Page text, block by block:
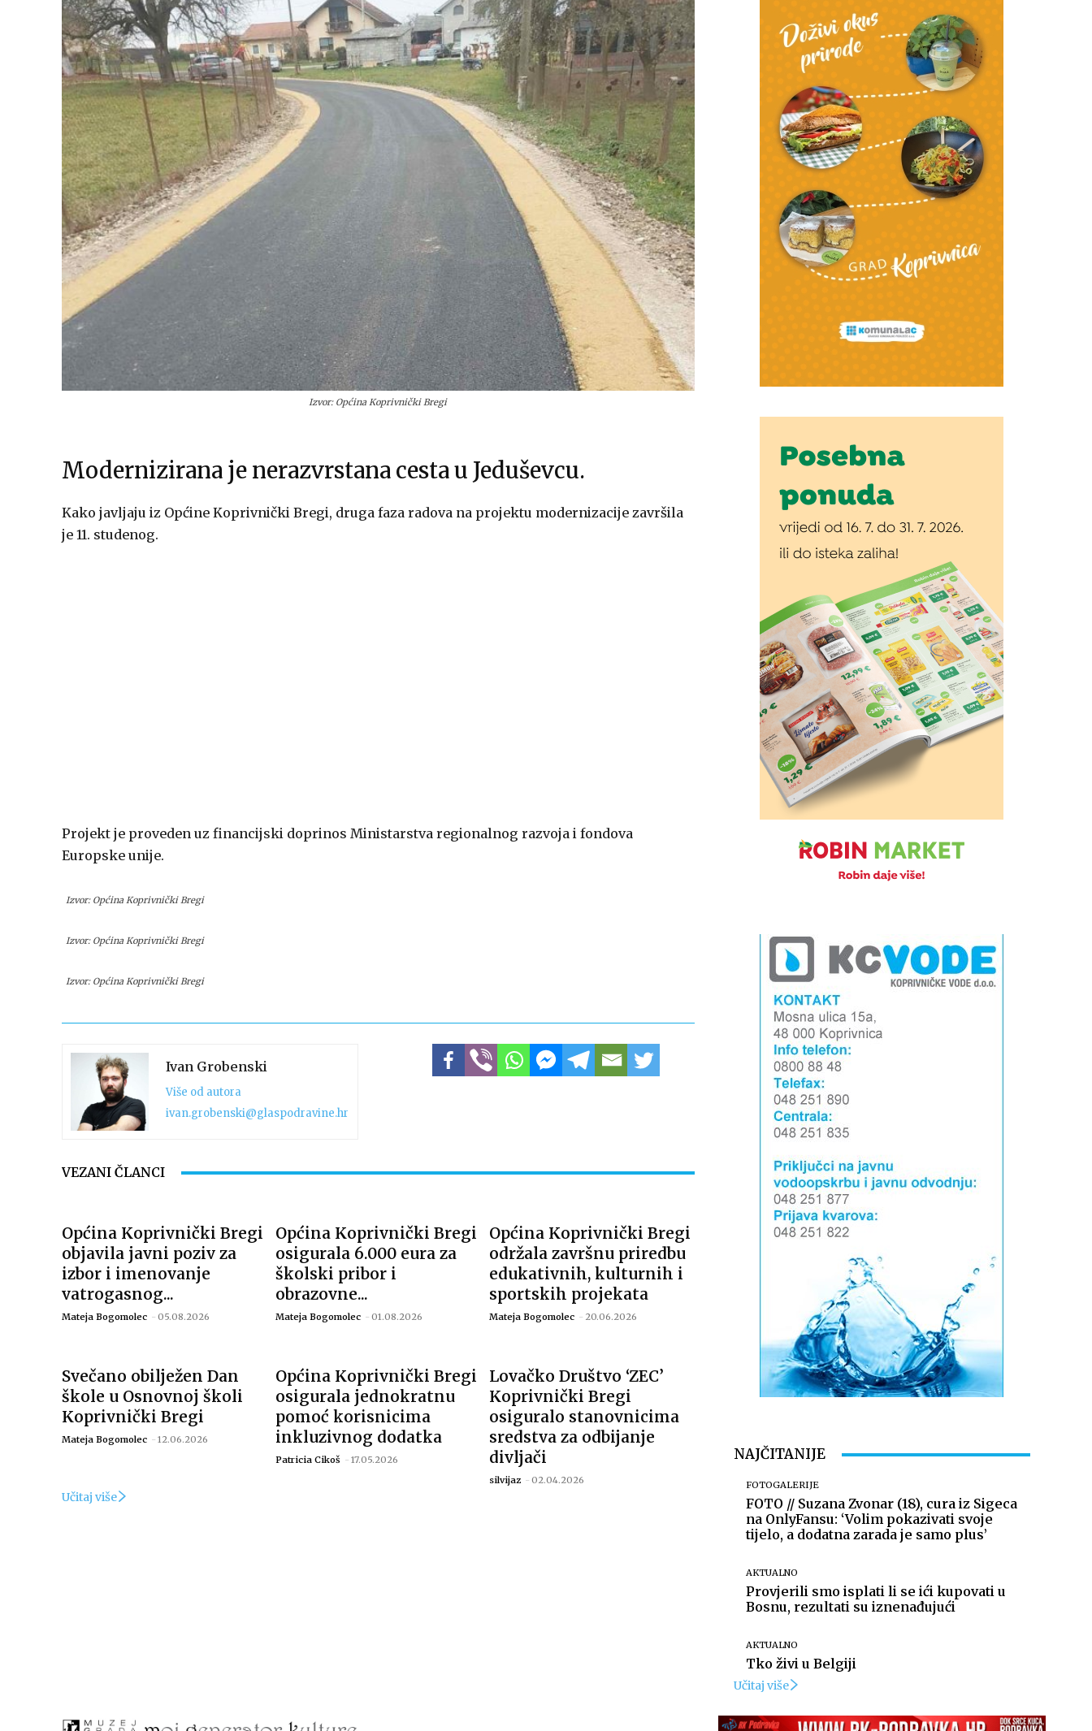
Izvor: Općina Koprivnički Bregi
Modernizirana je nerazvrstana cesta u Jeduševcu.
Kako javljaju iz Općine Koprivnički Bregi, druga faza radova na projektu modernizacije završila
je 11. studenog.
Projekt je proveden uz financijski doprinos Ministarstva regionalnog razvoja i fondova
Europske unije.
Izvor: Općina Koprivnički Bregi
Izvor: Općina Koprivnički Bregi
Izvor: Općina Koprivnički Bregi
Ivan Grobenski
Više od autora
ivan.grobenski@glaspodravine.hr
VEZANI ČLANCI
Općina Koprivnički Bregi
objavila javni poziv za
izbor i imenovanje
vatrogasnog...
Mateja Bogomolec - 05.08.2026
Općina Koprivnički Bregi
osigurala 6.000 eura za
školski pribor i
obrazovne...
Mateja Bogomolec - 01.08.2026
Općina Koprivnički Bregi
održala završnu priredbu
edukativnih, kulturnih i
sportskih projekata
Mateja Bogomolec - 20.06.2026
Svečano obilježen Dan
škole u Osnovnoj školi
Koprivnički Bregi
Mateja Bogomolec - 12.06.2026
Općina Koprivnički Bregi
osigurala jednokratnu
pomoć korisnicima
inkluzivnog dodatka
Patricia Cikoš - 17.05.2026
Lovačko Društvo ‘ZEC’
Koprivnički Bregi
osiguralo stanovnicima
sredstva za odbijanje
divljači
silvijaz - 02.04.2026
Učitaj više
NAJČITANIJE
FOTOGALERIJE
FOTO // Suzana Zvonar (18), cura iz Sigeca
na OnlyFansu: ‘Volim pokazivati svoje
tijelo, a dodatna zarada je samo plus’
AKTUALNO
Provjerili smo isplati li se ići kupovati u
Bosnu, rezultati su iznenađujući
AKTUALNO
Tko živi u Belgiji
Učitaj više